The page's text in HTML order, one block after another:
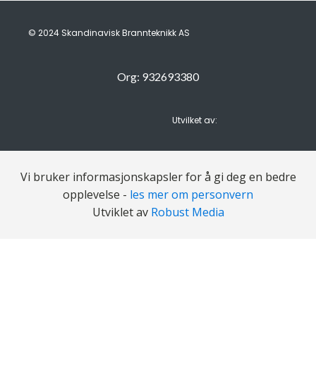
© 2024 Skandinavisk Brannteknikk AS
Org: 932693380
Utvilket av:
Vi bruker informasjonskapsler for å gi deg en bedre
opplevelse - les mer om personvern
Utviklet av Robust Media